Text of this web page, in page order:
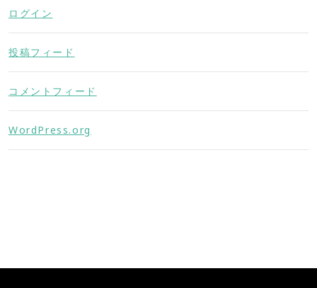
ログイン
投稿フィード
コメントフィード
WordPress.org